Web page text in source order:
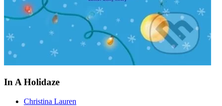
In A Holidaze
Christina Lauren